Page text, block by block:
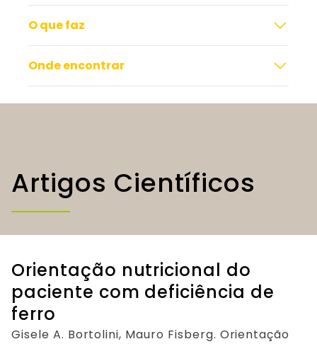
O que faz
Onde encontrar
Artigos Científicos
Orientação nutricional do
paciente com deficiência de
ferro
Gisele A. Bortolini, Mauro Fisberg. Orientação